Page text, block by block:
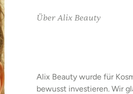
Über Alix Beauty
Alix Beauty wurde für
bewusst investieren. Wir